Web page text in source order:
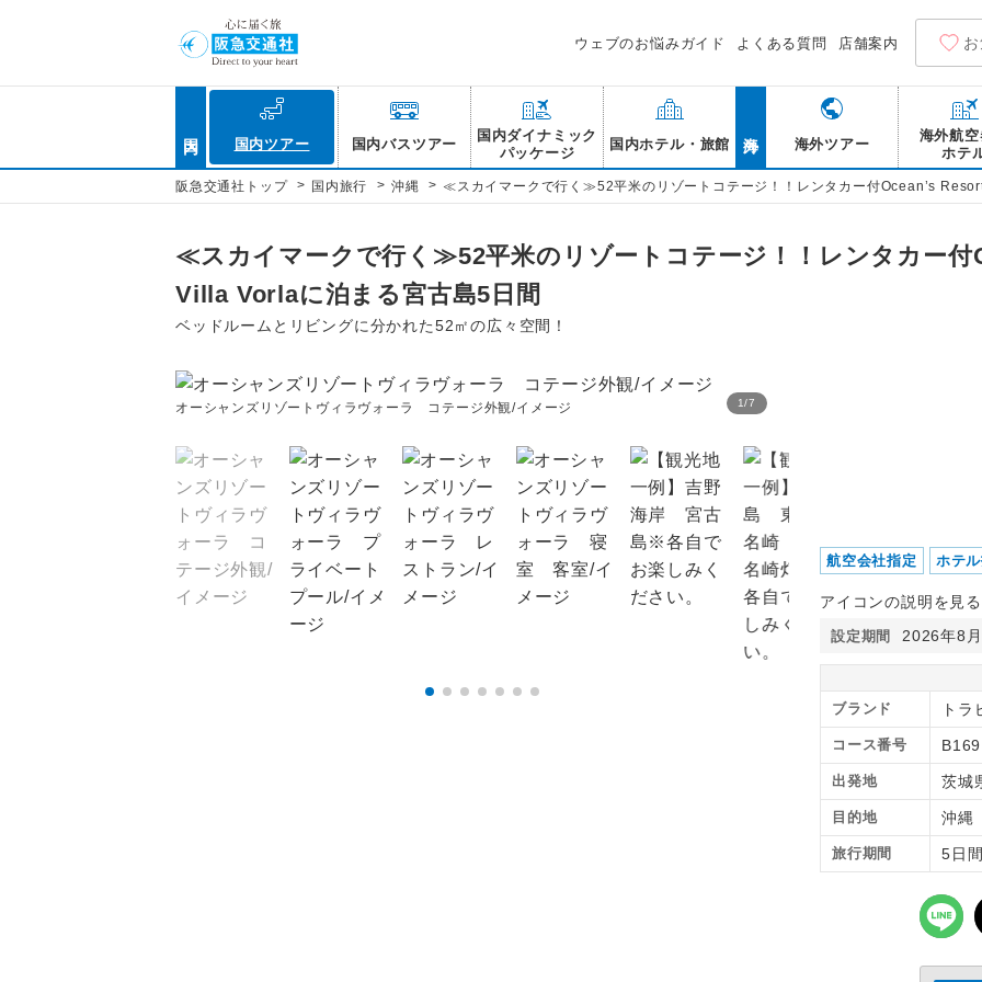
ウェブのお悩みガイド よくある質問 店舗案内
国内ツアー 国内バスツアー
国内ダイナミック
パッケージ
国内ホテル・旅館 海外ツアー
海外航
ホテ
阪急交通社トップ > 国内旅行 > 沖縄 > ≪スカイマークで行く≫52平米のリゾートコテージ！！レンタカー付Ocean’s
≪スカイマークで行く≫52平米のリゾートコテージ！！レンタカー付
Villa Vorlaに泊まる宮古島5日間
ベッドルームとリビングに分かれた52㎡の広々空間！
1/7
オーシャンズリゾートヴィラヴォーラ コテージ外観/イメージ
航空会社指定 ホテ
アイコンの説明を見
設定期間 2026年8
ブランド トラ
コース番号
出発地 茨城
目的地 沖
旅行期間 5日